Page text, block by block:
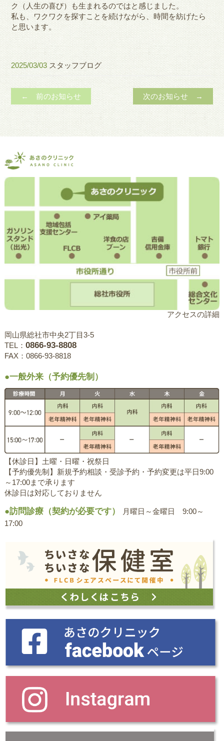
ク（人生の喜び）も生まれるのではと感じました。
私も、ワクワクを探すことを続けながら、時間を紡げたら
と思います。
2025/03/03 スタッフブログ
← 前のお知らせ 次のお知らせ →
アクセスの詳細
岡山県総社市中央2丁目3-5
TEL： 0866-93-8808
FAX：0866-93-8818
●一般外来（予約優先制）
【休診日】土曜・日曜・祝祭日
【予約優先制】新規予約相談・受診予約・予約変更は平日9:00
～17:00まで承ります
休診日は対応しておりません
●訪問診療（契約が必要です）
月曜日～金曜日 9:00～
17:00